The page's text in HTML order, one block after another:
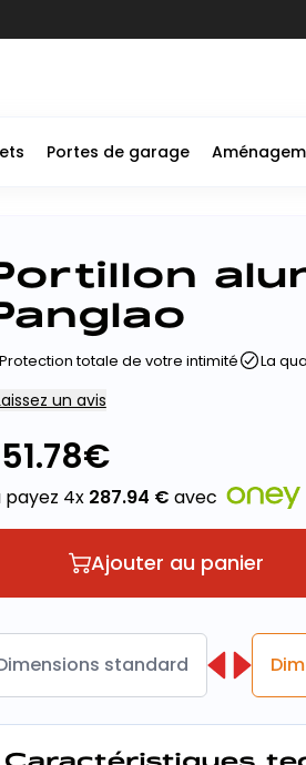
Portes de garage
Protection totale de votre intimité La
un avis
€
payez 4x 287.94 € avec
Ajouter au panier
standard
Caractéristiques